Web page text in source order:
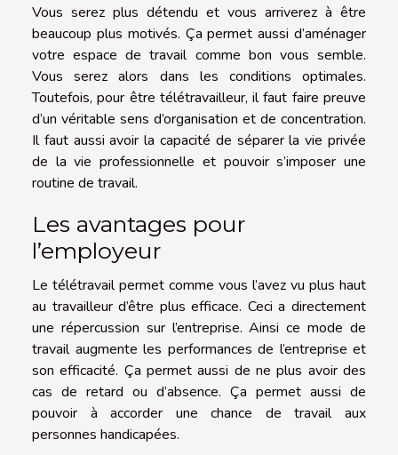
Vous serez plus détendu et vous arriverez à être
beaucoup plus motivés. Ça permet aussi d’aménager
votre espace de travail comme bon vous semble.
Vous serez alors dans les conditions optimales.
Toutefois, pour être télétravailleur, il faut faire preuve
d’un véritable sens d’organisation et de concentration.
Il faut aussi avoir la capacité de séparer la vie privée
de la vie professionnelle et pouvoir s’imposer une
routine de travail.
Les avantages pour
l’employeur
Le télétravail permet comme vous l’avez vu plus haut
au travailleur d’être plus efficace. Ceci a directement
une répercussion sur l’entreprise. Ainsi ce mode de
travail augmente les performances de l’entreprise et
son efficacité. Ça permet aussi de ne plus avoir des
cas de retard ou d’absence. Ça permet aussi de
pouvoir à accorder une chance de travail aux
personnes handicapées.